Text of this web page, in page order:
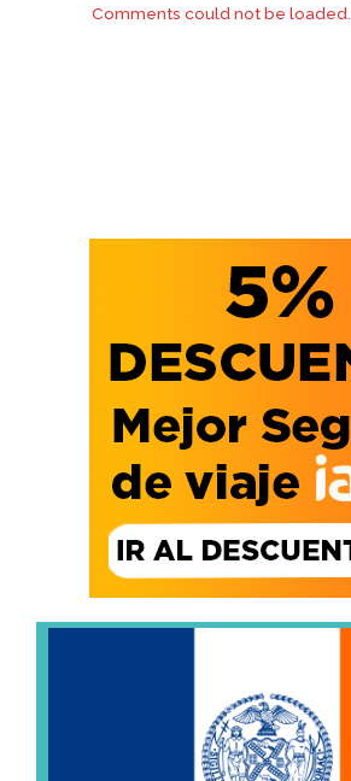
Comments could not be loaded.